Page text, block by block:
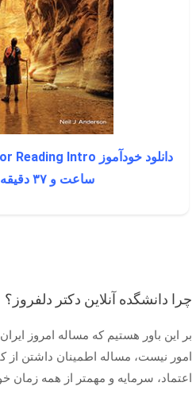
ساعت و ۳۷ دقیقه – ۱۸۰ مگ
چرا دانشگده آنلاین دکتر دلفروز؟
بر این باور هستیم که مساله امروز
امور نیست، مساله اطمینان داشتن
اعتماد، سرمایه و مهمتر از همه